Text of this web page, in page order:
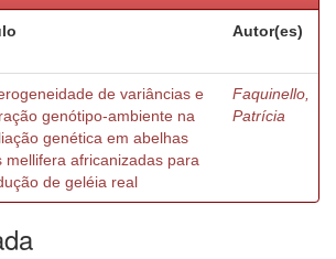
Autor(es)
de variâncias e
genótipo-ambiente na
genética em abelhas
mellifera africanizadas para
de geléia real
Faquinello,
Patrícia